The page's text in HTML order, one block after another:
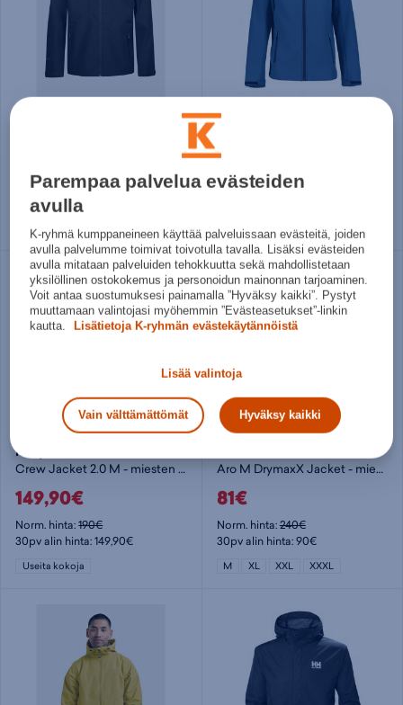
Norm. hinta:130€
30pv alin hinta: 89,95€
Useita kokoja
Icepeak
40,50€
Norm. hinta:69,90€
Helly Hansen
Crew Jacket 2.0 M - miesten kuoritakki
149,90€
Norm. hinta:190€
30pv alin hinta: 149,90€
Useita kokoja
Aro M DrymaxX Jacket - miesten kuoritakki
81€
Norm. hinta:240€
30pv alin hinta: 90€
M XL XXL XXXL
Parempaa palvelua evästeiden
avulla
K-ryhmä kumppaneineen käyttää palveluissaan evästeitä, joiden
avulla palvelumme toimivat toivotulla tavalla. Lisäksi evästeiden
avulla mitataan palveluiden tehokkuutta sekä mahdollistetaan
yksilöllinen ostokokemus ja personoidun mainonnan tarjoaminen.
Voit antaa suostumuksesi painamalla ”Hyväksy kaikki”. Pystyt
muuttamaan valintojasi myöhemmin ”Evästeasetukset”-linkin
kautta.
Lisätietoja K-ryhmän evästekäytännöistä
Lisää valintoja
Vain välttämättömät Hyväksy kaikki